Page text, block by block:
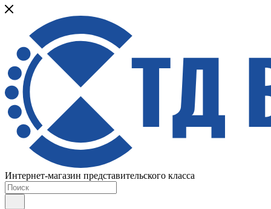
Интернет-магазин представительского класса